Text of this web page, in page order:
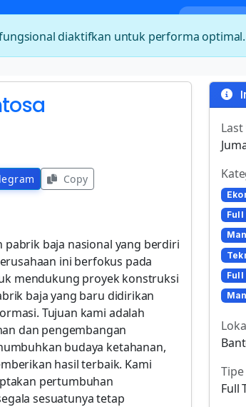
Copy
pabrik baja nasional yang berdiri
ini berfokus pada
mendukung proyek konstruksi
baja yang baru didirikan
Tujuan kami adalah
dan pengembangan
budaya ketahanan,
hasil terbaik. Kami
pertumbuhan
sesuatunya tetap
Full
Full
Full
diaktifkan untuk performa